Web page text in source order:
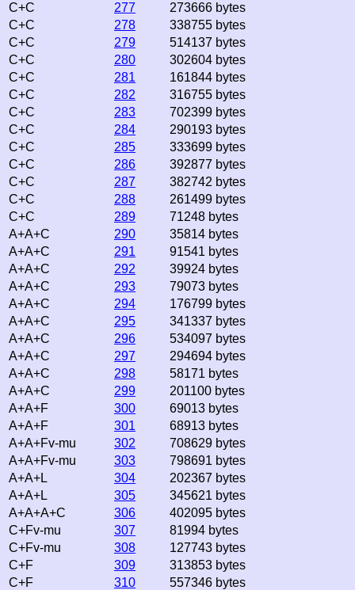
C+C 277
273666 bytes
C+C
278
338755 bytes
C+C
279
514137 bytes
C+C
280
302604 bytes
C+C
281
161844 bytes
C+C
282
316755 bytes
C+C
283
702399 bytes
C+C
284
290193 bytes
C+C
285
333699 bytes
C+C
286
392877 bytes
C+C
287
382742 bytes
C+C
288
261499 bytes
C+C
289
71248 bytes
A+A+C
290
35814 bytes
A+A+C
291
91541 bytes
A+A+C
292
39924 bytes
A+A+C
293
79073 bytes
A+A+C
294
176799 bytes
A+A+C
295
341337 bytes
A+A+C
296
534097 bytes
A+A+C
297
294694 bytes
A+A+C
298
58171 bytes
A+A+C
299
201100 bytes
A+A+F
300
69013 bytes
A+A+F
301
68913 bytes
A+A+Fv-mu
302
708629 bytes
A+A+Fv-mu
303
798691 bytes
A+A+L
304
202367 bytes
A+A+L
305
345621 bytes
A+A+A+C
306
402095 bytes
C+Fv-mu
307
81994 bytes
C+Fv-mu
308
127743 bytes
C+F
309
313853 bytes
C+F
310
557346 bytes